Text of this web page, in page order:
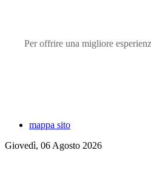
Per offrire una migliore
mappa sito
Giovedì, 06 Agosto 2026